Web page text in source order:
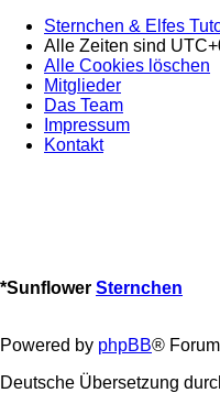
Sternchen & Elfes
Alle Zeiten sind
Alle Cookies löschen
Mitglieder
Das Team
Impressum
Kontakt
*Sunflower Sternchen
Powered by phpBB®
Deutsche Übersetzung